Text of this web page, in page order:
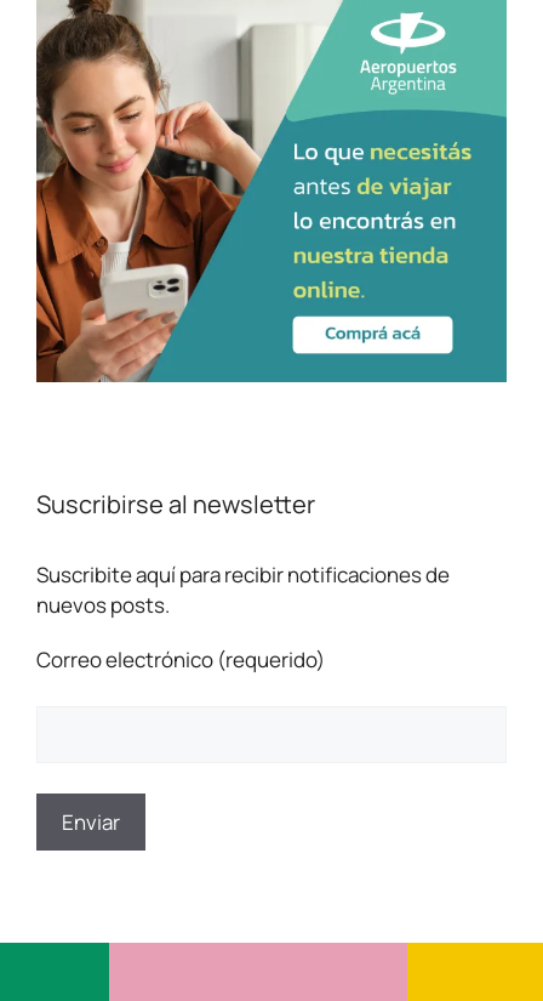
Suscribirse al newsletter
Suscribite aquí para recibir notificaciones de
nuevos posts.
Correo electrónico (requerido)